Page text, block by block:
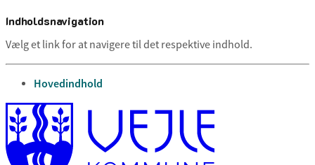
Indholdsnavigation
Vælg et link for at navigere til det respektive indhold.
gå til
Hovedindhold